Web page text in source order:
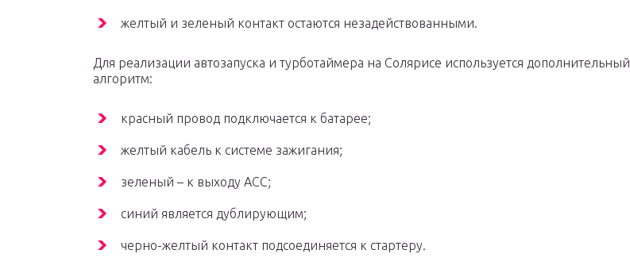
желтый и зеленый контакт остаются незадействованными.
Для реализации автозапуска и турботаймера на Солярисе используется дополнительный
алгоритм:
красный провод подключается к батарее;
желтый кабель к системе зажигания;
зеленый – к выходу АСС;
синий является дублирующим;
черно-желтый контакт подсоединяется к стартеру.